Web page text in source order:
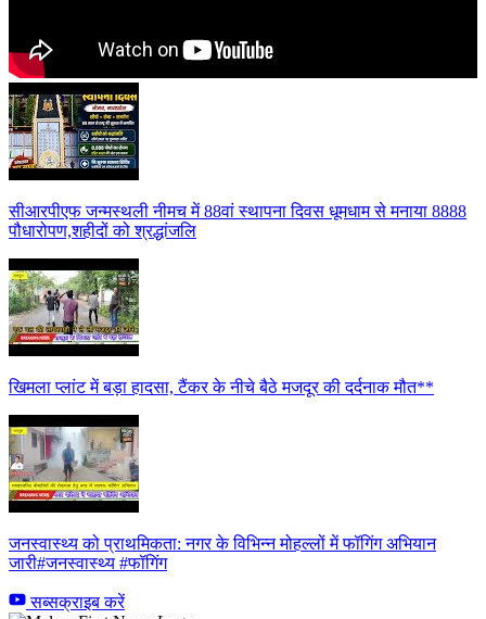
सीआरपीएफ जन्मस्थली नीमच में 88वां स्थापना दिवस धूमधाम से मनाया 8888
पौधारोपण,शहीदों को श्रद्धांजलि
खिमला प्लांट में बड़ा हादसा, टैंकर के नीचे बैठे मजदूर की दर्दनाक मौत**
जनस्वास्थ्य को प्राथमिकता: नगर के विभिन्न मोहल्लों में फॉगिंग अभियान
जारी#जनस्वास्थ्य #फॉगिंग
सब्सक्राइब करें